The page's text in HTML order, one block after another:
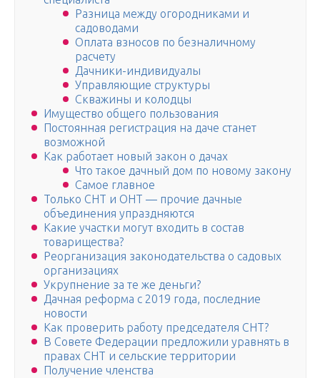
Разница между огородниками и
садоводами
Оплата взносов по безналичному
расчету
Дачники-индивидуалы
Управляющие структуры
Скважины и колодцы
Имущество общего пользования
Постоянная регистрация на даче станет
возможной
Как работает новый закон о дачах
Что такое дачный дом по новому закону
Самое главное
Только СНТ и ОНТ — прочие дачные
объединения упраздняются
Какие участки могут входить в состав
товарищества?
Реорганизация законодательства о садовых
организациях
Укрупнение за те же деньги?
Дачная реформа с 2019 года, последние
новости
Как проверить работу председателя СНТ?
В Совете Федерации предложили уравнять в
правах СНТ и сельские территории
Получение членства